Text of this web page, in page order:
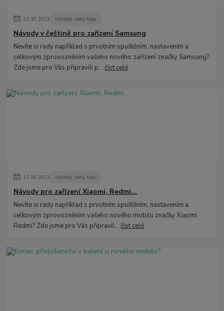
21.10.2023 Návody, rady, tipy
Návody v češtině pro zařízení Samsung
Nevíte si rady například s prvotním spuštěním, nastavením a
celkovým zprovozněním vašeho nového zařízení značky Samsung?
Zde jsme pro Vás připravili p...číst celé
17.10.2023 Návody, rady, tipy
Návody pro zařízení Xiaomi, Redmi...
Nevíte si rady například s prvotním spuštěním, nastavením a
celkovým zprovozněním vašeho nového mobilu značky Xiaomi
Redmi? Zde jsme pro Vás připravil...číst celé